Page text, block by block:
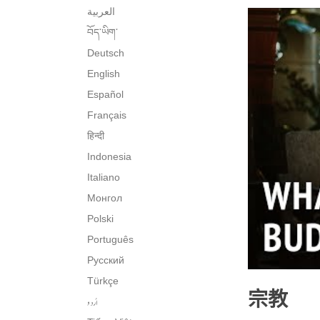
العربية
བོད་ཡིག་
Deutsch
English
Español
Français
हिन्दी
Indonesia
Italiano
Монгол
Polski
Português
Русский
Türkçe
اُردو 宗教